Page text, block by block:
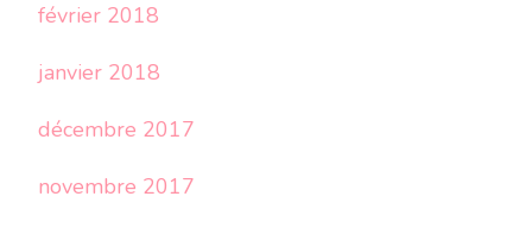
février 2018
janvier 2018
décembre 2017
novembre 2017